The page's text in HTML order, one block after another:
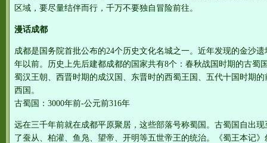
区域，要尽量结伴而行，千万不要独自冒险前往。
漫话成都
成都是国务院首批公布的24个历史文化名城之一。近年发现的金沙
年以前。历史上先后建都成都的国家共有8个：春秋战国时期的古蜀
蜀汉王朝、西晋时期的成汉国、东晋时的西蜀王国、五代十国时期
西国。
古蜀国：3000年前-公元前316年
远在三千年前就在成都平原聚居，这些部落号称蜀国。古蜀国自出
了蚕从、柏灌、鱼凫、望帝、开明等五世帝王的统治。《蜀王本记